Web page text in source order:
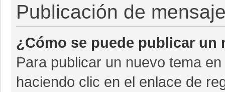
Publicación de
¿Cómo se puede publicar un
Para publicar un nuevo tema
haciendo clic en el enlace de